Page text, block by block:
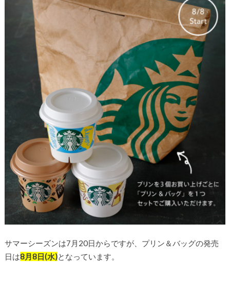
サマーシーズンは7月20日からですが、プリン＆バッグの発売
日は8月8日(水)となっています。